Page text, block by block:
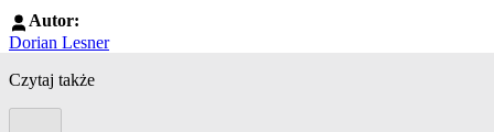
Autor:
Dorian Lesner
Czytaj także